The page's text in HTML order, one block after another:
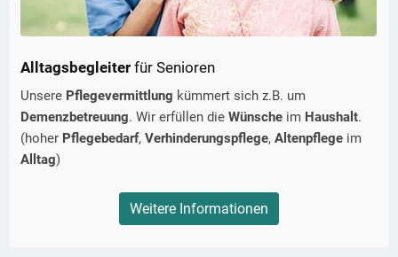
Alltagsbegleiter für Senioren
Unsere Pflegevermittlung kümmert sich z.B. um
Demenzbetreuung. Wir erfüllen die Wünsche im Haushalt.
(hoher Pflegebedarf, Verhinderungspflege, Altenpflege im
Alltag)
Weitere Informationen